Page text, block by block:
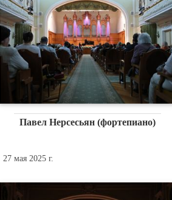
Павел Нерсесьян (фортепиано)
27 мая 2025 г.